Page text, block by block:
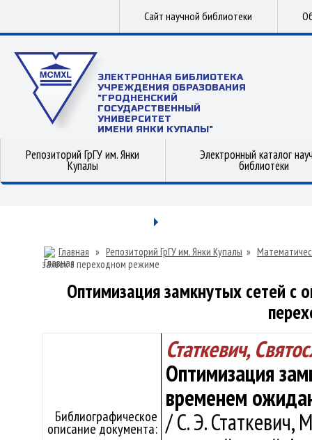
Сайт научной библиотеки
ЭЛЕКТРОННАЯ БИБЛИОТЕКА
УЧРЕЖДЕНИЯ ОБРАЗОВАНИЯ
"ГРОДНЕНСКИЙ
ГОСУДАРСТВЕННЫЙ
УНИВЕРСИТЕТ
ИМЕНИ ЯНКИ КУПАЛЫ"
Репозиторий ГрГУ им. Янки
Купалы
Электронный каталог
библиотеки
Главная » Репозиторий ГрГУ им. Янки Купалы »
заявок в переходном режиме
Оптимизация замкнутых сетей с
Библиографическое
описание документа:
Статкевич,
Оптимизация
временем
/ С. Э. Статкевич,